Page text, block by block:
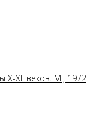
Х-ХII веков. М., 1972